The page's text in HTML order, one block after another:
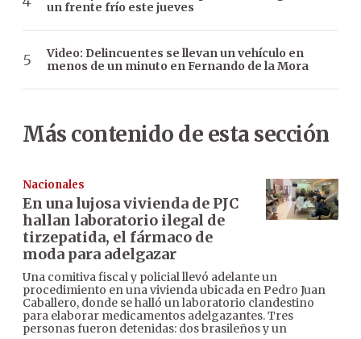
un frente frío este jueves
Video: Delincuentes se llevan un vehículo en
menos de un minuto en Fernando de la Mora
Más contenido de esta sección
Nacionales
En una lujosa vivienda de PJC
hallan laboratorio ilegal de
tirzepatida, el fármaco de
moda para adelgazar
Una comitiva fiscal y policial llevó adelante un
procedimiento en una vivienda ubicada en Pedro Juan
Caballero, donde se halló un laboratorio clandestino
para elaborar medicamentos adelgazantes. Tres
personas fueron detenidas: dos brasileños y un